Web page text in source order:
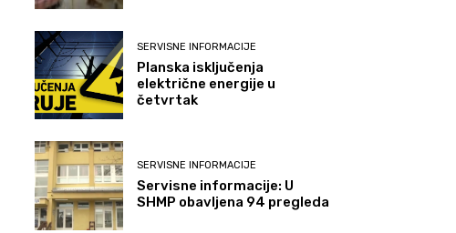
SERVISNE INFORMACIJE
Planska isključenja
električne energije u
četvrtak
SERVISNE INFORMACIJE
Servisne informacije: U
SHMP obavljena 94 pregleda